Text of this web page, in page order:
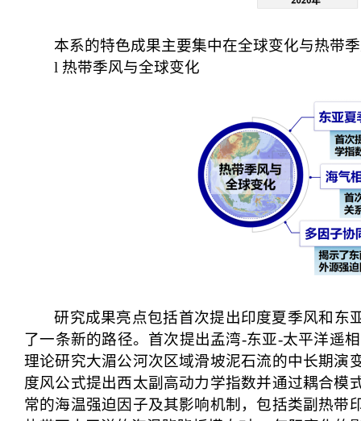
本系的特色成果主要集中在全球变化与热带
l 热带季风与全球变化
研究成果亮点包括首次提出印度夏季风和东
了一条新的路径。首次提出孟湾-东亚-太平洋遥
理论研究大湄公河次区域滑坡泥石流的中长期演
度风公式提出西太副高动力学指数并通过耦合模
常的海温强迫因子及其影响机制，包括类副热带